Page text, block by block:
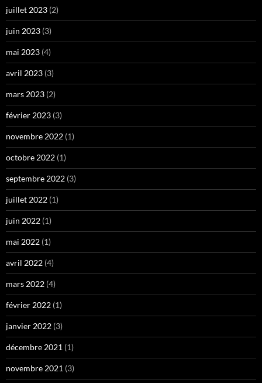
juillet 2023 (2)
juin 2023 (3)
mai 2023 (4)
avril 2023 (3)
mars 2023 (2)
février 2023 (3)
novembre 2022 (1)
octobre 2022 (1)
septembre 2022 (3)
juillet 2022 (1)
juin 2022 (1)
mai 2022 (1)
avril 2022 (4)
mars 2022 (4)
février 2022 (1)
janvier 2022 (3)
décembre 2021 (1)
novembre 2021 (3)